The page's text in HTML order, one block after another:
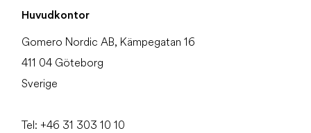
Huvudkontor
Gomero Nordic AB, Kämpegatan 16
411 04 Göteborg
Sverige
Tel: +46 31 303 10 10